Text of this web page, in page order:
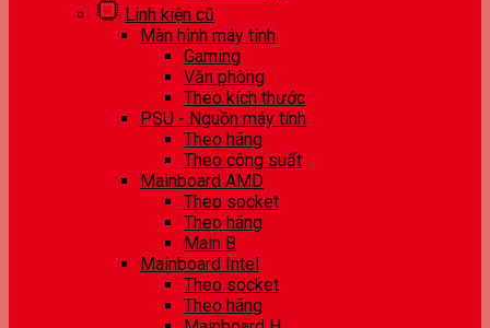
Linh kiện cũ
Màn hình máy tính
Gaming
Văn phòng
Theo kích thước
PSU - Nguồn máy tính
Theo hãng
Theo công suất
Mainboard AMD
Theo socket
Theo hãng
Main B
Mainboard Intel
Theo socket
Theo hãng